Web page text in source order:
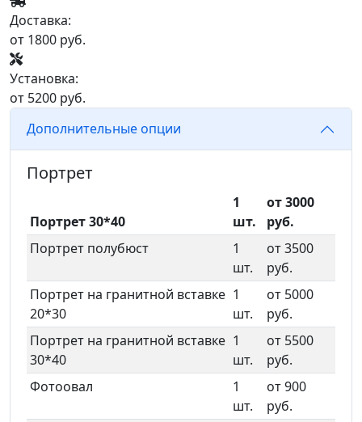
Доставка:
от 1800 руб.
Установка:
от 5200 руб.
Дополнительные опции
Портрет
Портрет 30*40
1
шт.
от 3000
руб.
Портрет полубюст
1
шт.
от 3500
руб.
Портрет на гранитной вставке
20*30
1
шт.
от 5000
руб.
Портрет на гранитной вставке
30*40
1
шт.
от 5500
руб.
Фотоовал
1
шт.
от 900
руб.